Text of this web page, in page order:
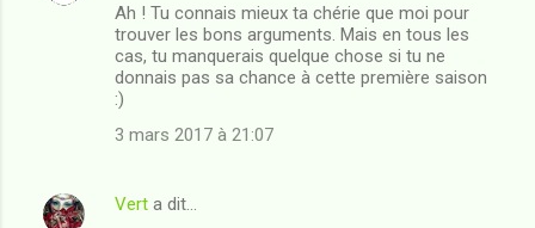
Ah ! Tu connais mieux ta chérie que moi pour
trouver les bons arguments. Mais en tous les
cas, tu manquerais quelque chose si tu ne
donnais pas sa chance à cette première saison
:)
3 mars 2017 à 21:07
Vert a dit…